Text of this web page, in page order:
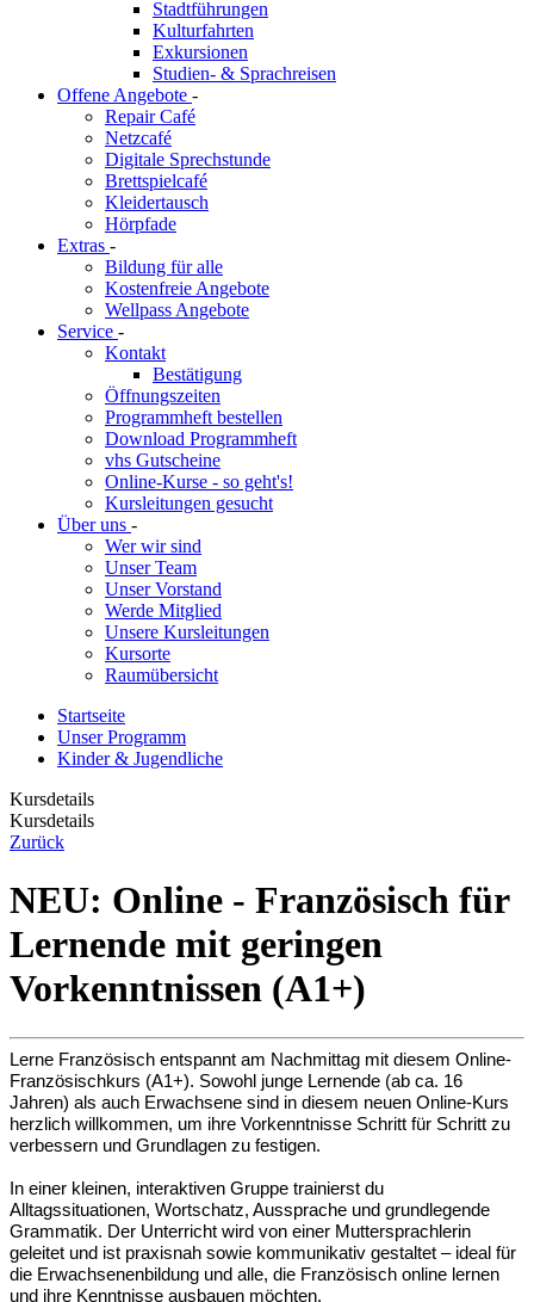
Stadtführungen
Kulturfahrten
Exkursionen
Studien- & Sprachreisen
Offene Angebote -
Repair Café
Netzcafé
Digitale Sprechstunde
Brettspielcafé
Kleidertausch
Hörpfade
Extras -
Bildung für alle
Kostenfreie Angebote
Wellpass Angebote
Service -
Kontakt
Bestätigung
Öffnungszeiten
Programmheft bestellen
Download Programmheft
vhs Gutscheine
Online-Kurse - so geht's!
Kursleitungen gesucht
Über uns -
Wer wir sind
Unser Team
Unser Vorstand
Werde Mitglied
Unsere Kursleitungen
Kursorte
Raumübersicht
Startseite
Unser Programm
Kinder & Jugendliche
Kursdetails
Kursdetails
Zurück
NEU: Online - Französisch für
Lernende mit geringen
Vorkenntnissen (A1+)
Lerne Französisch entspannt am Nachmittag mit diesem Online-
Französischkurs (A1+). Sowohl junge Lernende (ab ca. 16
Jahren) als auch Erwachsene sind in diesem neuen Online-Kurs
herzlich willkommen, um ihre Vorkenntnisse Schritt für Schritt zu
verbessern und Grundlagen zu festigen.
In einer kleinen, interaktiven Gruppe trainierst du
Alltagssituationen, Wortschatz, Aussprache und grundlegende
Grammatik. Der Unterricht wird von einer Muttersprachlerin
geleitet und ist praxisnah sowie kommunikativ gestaltet – ideal für
die Erwachsenenbildung und alle, die Französisch online lernen
und ihre Kenntnisse ausbauen möchten.